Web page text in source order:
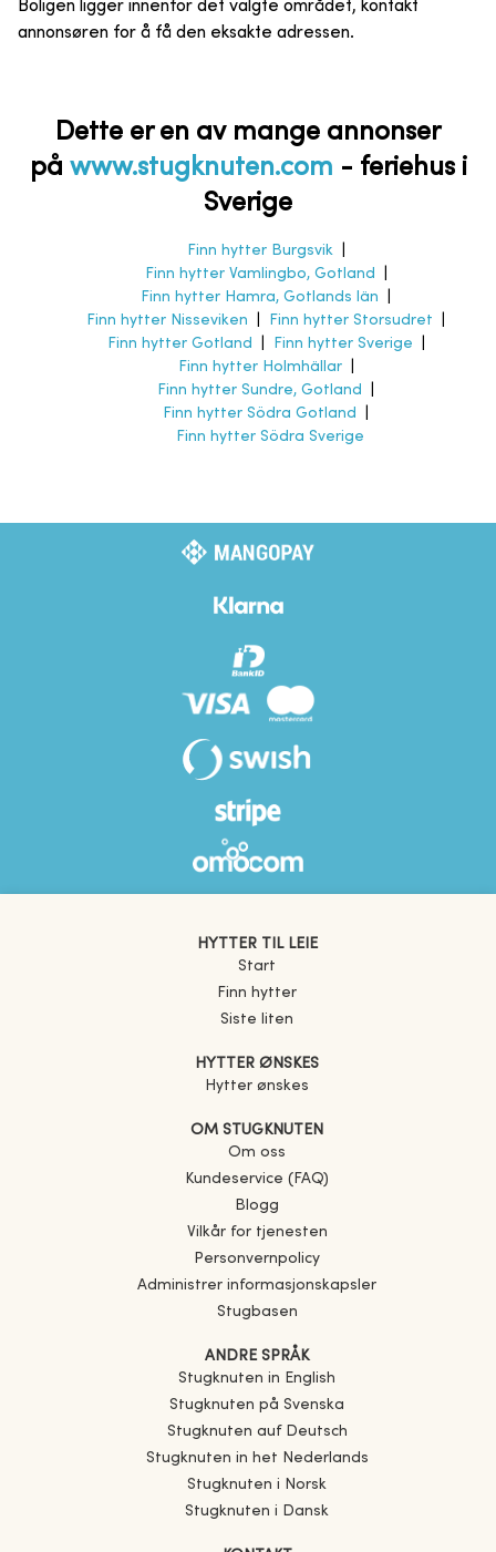
Boligen ligger innenfor det valgte området, kontakt
annonsøren for å få den eksakte adressen.
Dette er en av mange annonser
på www.stugknuten.com - feriehus i
Sverige
Finn hytter Burgsvik|
Finn hytter Vamlingbo, Gotland
Finn hytter Hamra, Gotlands län
Finn hytter Nisseviken
Finn hytter Storsudret
Finn hytter Gotland
Finn hytter Sverige
Finn hytter Holmhällar|
Finn hytter Sundre, Gotland
Finn hytter Södra Gotland
Finn hytter Södra Sverige
HYTTER TIL LEIE
Start
Finn hytter
Siste liten
HYTTER ØNSKES
Hytter ønskes
OM STUGKNUTEN
Om oss
Kundeservice (FAQ)
Blogg
Vilkår for tjenesten
Personvernpolicy
Administrer informasjonskapsler
Stugbasen
ANDRE SPRÅK
Stugknuten in English
Stugknuten på Svenska
Stugknuten auf Deutsch
Stugknuten in het Nederlands
Stugknuten i Norsk
Stugknuten i Dansk